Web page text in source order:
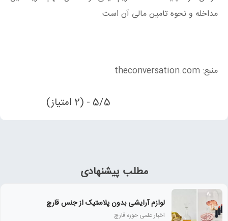
مداخله و نحوه تامین مالی آن است.
منبع: theconversation.com
5/5 - (2 امتیاز)
مطلب پیشنهادی
لوازم آرایشی بدون پلاستیک از جنس قارچ
اخبار علمی حوزه قارچ